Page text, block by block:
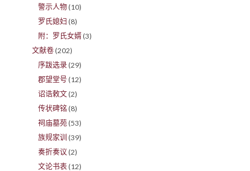
警示人物 (10)
罗氏媳妇 (8)
附：罗氏女婿 (3)
文献卷 (202)
序跋选录 (29)
郡望堂号 (12)
诏诰敕文 (2)
传状碑铭 (8)
祠庙墓苑 (53)
族规家训 (39)
奏折奏议 (2)
文论书表 (12)